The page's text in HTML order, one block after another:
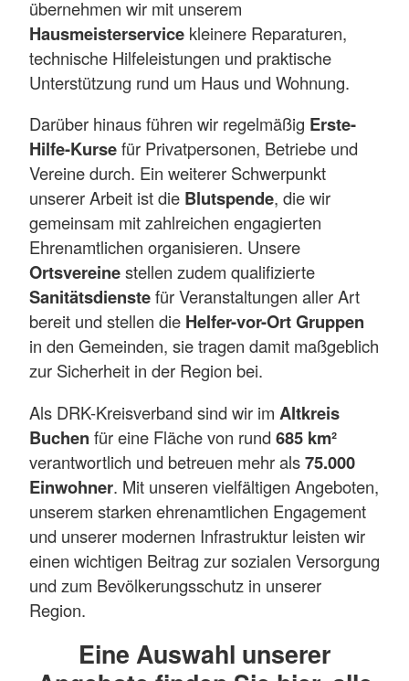
übernehmen wir mit unserem
Hausmeisterservice kleinere Reparaturen,
technische Hilfeleistungen und praktische
Unterstützung rund um Haus und Wohnung.
Darüber hinaus führen wir regelmäßig Erste-
Hilfe-Kursefür Privatpersonen, Betriebe und
Vereine durch. Ein weiterer Schwerpunkt
unserer Arbeit ist die Blutspende, die wir
gemeinsam mit zahlreichen engagierten
Ehrenamtlichen organisieren. Unsere
Ortsvereinestellen zudem qualifizierte
Sanitätsdienstefür Veranstaltungen aller Art
bereit und stellen die Helfer-vor-Ort Gruppen
in den Gemeinden, sie tragen damit maßgeblich
zur Sicherheit in der Region bei.
Als DRK-Kreisverband sind wir im Altkreis
Buchen für eine Fläche von rund 685 km²
verantwortlich und betreuen mehr als75.000
Einwohner. Mit unseren vielfältigen Angeboten,
unserem starken ehrenamtlichen Engagement
und unserer modernen Infrastruktur leisten wir
einen wichtigen Beitrag zur sozialen Versorgung
und zum Bevölkerungsschutz in unserer
Region.
Eine Auswahl unserer